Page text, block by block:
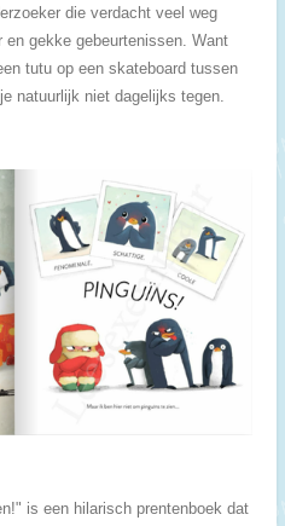
die verdacht veel weg
en gekke gebeurtenissen. Want
tutu op een skateboard tussen
natuurlijk niet dagelijks tegen.
is een hilarisch prentenboek dat